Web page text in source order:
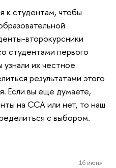
к студентам, чтобы
второкурсники
студентами первого
узнали их честное
результатами этого
Если вы еще думаете,
на ССА или нет, то наш
с выбором.
16 июня